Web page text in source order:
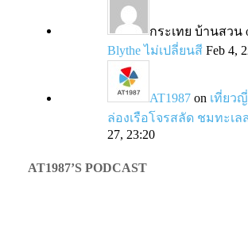
กระเทย บ้านสวน
Blythe ไม่เปลี่ยนสี Feb 4,
AT1987on เที่ยว
ล่องเรือโจรสลัด ชมทะเล
27, 23:20
AT1987’S PODCAST